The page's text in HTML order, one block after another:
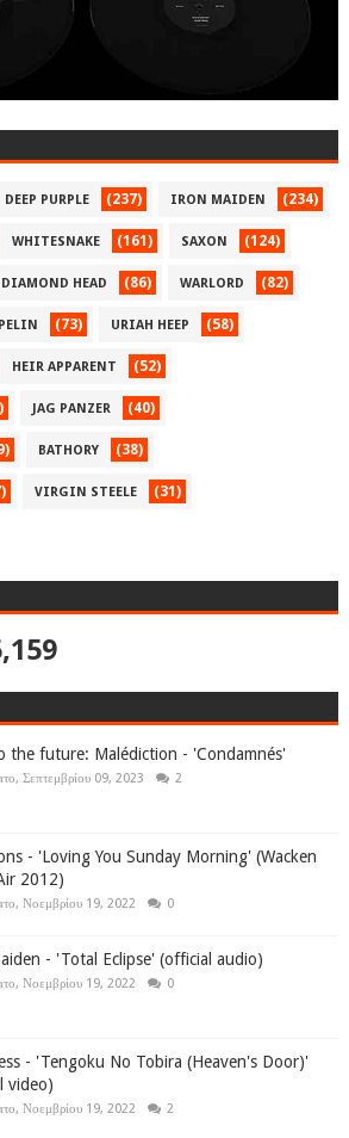
DEEP PURPLE (237) IRON MAIDEN (234)
WHITESNAKE (161) SAXON (124)
DIAMOND HEAD (86) WARLORD (82)
(73) URIAH HEEP (58)
HEIR APPARENT (52)
JAG PANZER (40)
BATHORY (38)
VIRGIN STEELE (31)
the future: Malédiction - 'Condamnés'
Σεπτεμβρίου 09, 2023 2
- 'Loving You Sunday Morning' (Wacken
2012)
Νοεμβρίου 19, 2022 0
- 'Total Eclipse' (official audio)
Νοεμβρίου 19, 2022 0
- 'Tengoku No Tobira (Heaven's Door)'
video)
Νοεμβρίου 19, 2022 2